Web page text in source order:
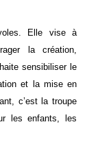
Elle vise à
la création,
sensibiliser le
et la mise en
c’est la troupe
les enfants, les